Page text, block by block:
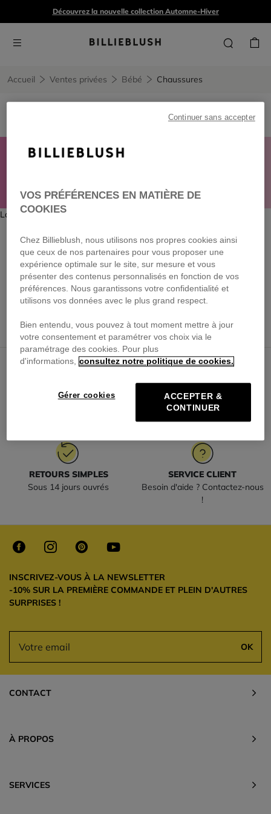
Découvrez la nouvelle collection Automne-Hiver
Accueil Ventes privées Bébé Chaussures
1 produit
CONNECTEZ-VOUS POUR PROFITER DE RÉDUCTIONS
La page ne possède aucun contenu.
LIVRAISON OFFERTE
PAIEMENT SÉCURISÉ
Payez en toute sécurité
RETOURS SIMPLES
Sous 14 jours ouvrés
SERVICE CLIENT
Besoin d'aide ? Contactez-nous
!
INSCRIVEZ-VOUS À LA NEWSLETTER
-10% SUR LA PREMIÈRE COMMANDE ET PLEIN D'AUTRES
SURPRISES !
OK
CONTACT
À PROPOS
SERVICES
VOS PRÉFÉRENCES EN MATIÈRE DE
COOKIES
Chez Billieblush, nous utilisons nos propres cookies ainsi
que ceux de nos partenaires pour vous proposer une
expérience optimale sur le site, sur mesure et vous
présenter des contenus personnalisés en fonction de vos
préférences. Nous garantissons votre confidentialité et
utilisons vos données avec le plus grand respect.
Bien entendu, vous pouvez à tout moment mettre à jour
votre consentement et paramétrer vos choix via le
paramétrage des cookies. Pour plus
d'informations, consultez notre politique de cookies.
Gérer cookies
ACCEPTER &
CONTINUER
Continuer sans accepter